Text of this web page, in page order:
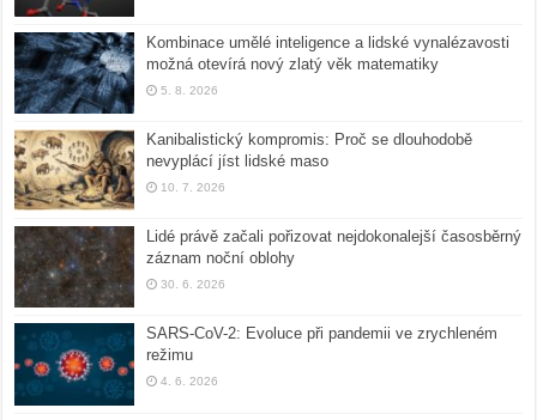
Kombinace umělé inteligence a lidské vynalézavosti
možná otevírá nový zlatý věk matematiky
5. 8. 2026
Kanibalistický kompromis: Proč se dlouhodobě
nevyplácí jíst lidské maso
10. 7. 2026
Lidé právě začali pořizovat nejdokonalejší časosběrný
záznam noční oblohy
30. 6. 2026
SARS-CoV-2: Evoluce při pandemii ve zrychleném
režimu
4. 6. 2026